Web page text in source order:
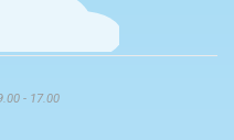
- 17.00